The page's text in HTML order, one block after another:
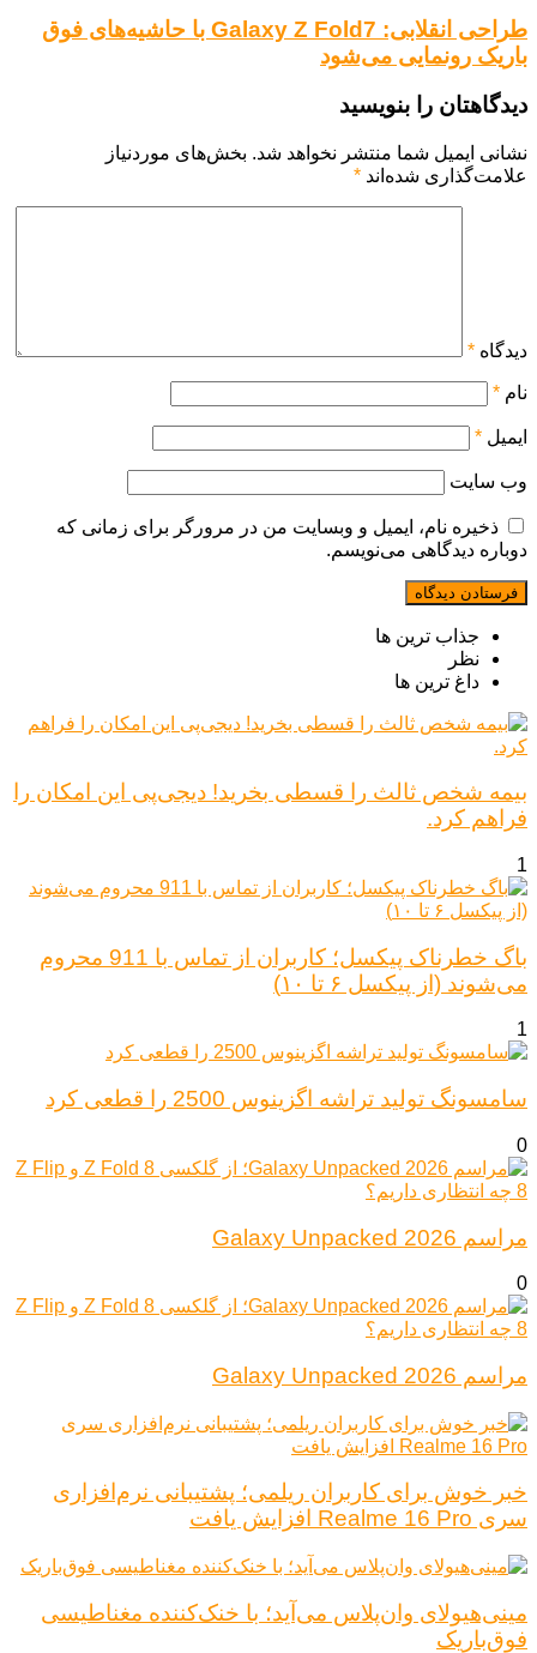
طراحی انقلابی: Galaxy Z Fold7 با حاشیه‌های فوق
باریک رونمایی می‌شود
دیدگاهتان را بنویسید
نشانی ایمیل شما منتشر نخواهد شد. بخش‌های موردنیاز
علامت‌گذاری شده‌اند *
دیدگاه *
نام *
ایمیل *
وب‌ سایت
ذخیره نام، ایمیل و وبسایت من در مرورگر برای زمانی که
دوباره دیدگاهی می‌نویسم.
جذاب ترین ها
نظر
داغ ترین ها
بیمه شخص ثالث را قسطی بخرید! دیجی‌پی این امکان را
فراهم کرد.
1
باگ خطرناک پیکسل؛ کاربران از تماس با 911 محروم
می‌شوند (از پیکسل ۶ تا ۱۰)
1
سامسونگ تولید تراشه اگزینوس 2500 را قطعی کرد
0
مراسم Galaxy Unpacked 2026
0
مراسم Galaxy Unpacked 2026
خبر خوش برای کاربران ریلمی؛ پشتیبانی نرم‌افزاری
سری Realme 16 Pro افزایش یافت
مینی‌هیولای وان‌پلاس می‌آید؛ با خنک‌کننده مغناطیسی
فوق‌باریک